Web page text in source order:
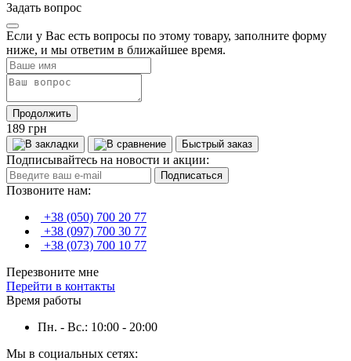
Задать вопрос
Если у Вас есть вопросы по этому товару, заполните форму
ниже, и мы ответим в ближайшее время.
Продолжить
189 грн
Быстрый заказ
Подписывайтесь на новости и акции:
Подписаться
Позвоните нам:
+38 (050) 700 20 77
+38 (097) 700 30 77
+38 (073) 700 10 77
Перезвоните мне
Перейти в контакты
Время работы
Пн. - Вс.: 10:00 - 20:00
Мы в социальных сетях: